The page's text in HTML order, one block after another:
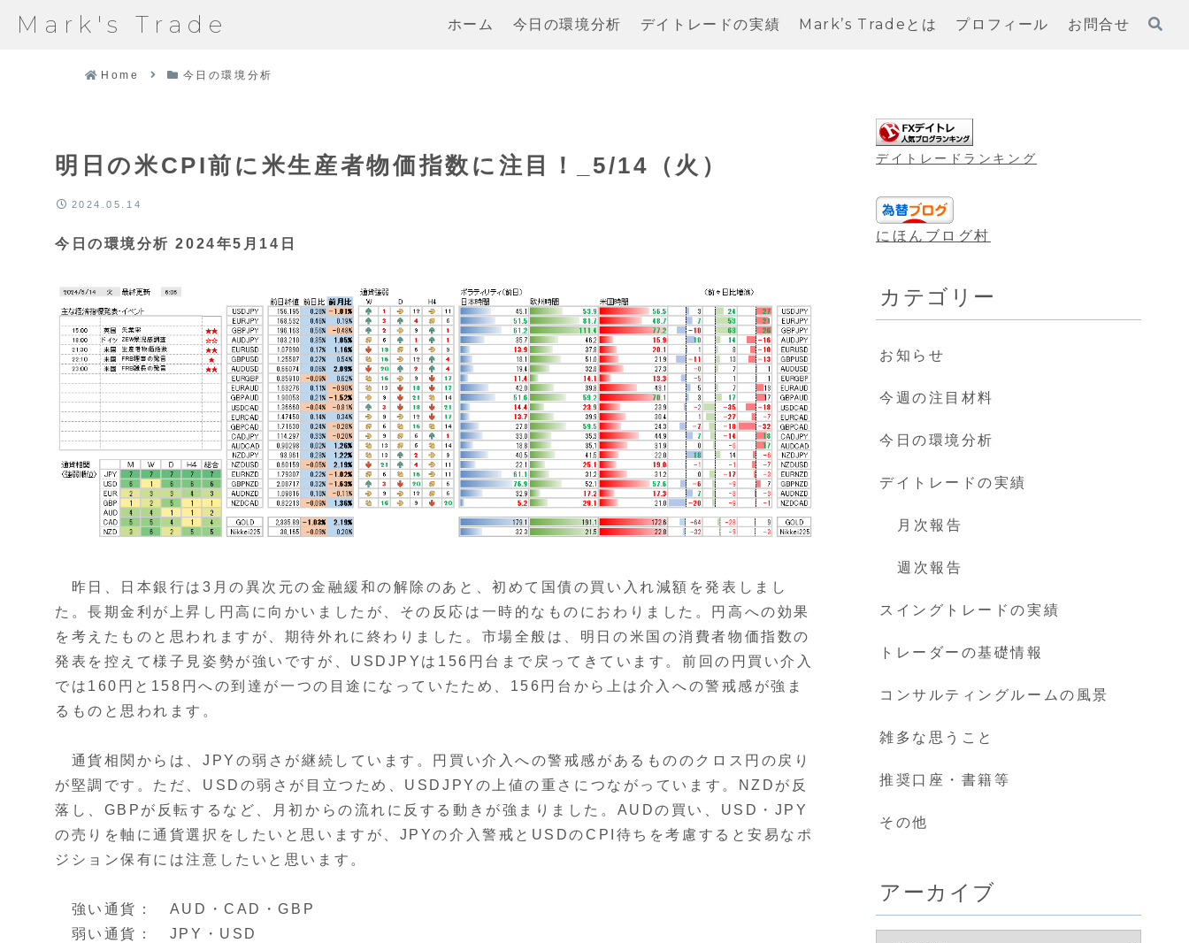
Mark's Trade ホーム 今日の環境分析 デイトレードの実績 Mark’s Tradeとは プロフィール お問合せ
Home 今日の環境分析
明日の米CPI前に米生産者物価指数に注目！_5/14（火）
2024.05.14
今日の環境分析 2024年5月14日
昨日、日本銀行は3月の異次元の金融緩和の解除のあと、初めて国債の買い入れ減額を発表しまし
た。長期金利が上昇し円高に向かいましたが、その反応は一時的なものにおわりました。円高への効果
を考えたものと思われますが、期待外れに終わりました。市場全般は、明日の米国の消費者物価指数の
発表を控えて様子見姿勢が強いですが、USDJPYは156円台まで戻ってきています。前回の円買い介入
では160円と158円への到達が一つの目途になっていたため、156円台から上は介入への警戒感が強ま
るものと思われます。
通貨相関からは、JPYの弱さが継続しています。円買い介入への警戒感があるもののクロス円の戻り
が堅調です。ただ、USDの弱さが目立つため、USDJPYの上値の重さにつながっています。NZDが反
落し、GBPが反転するなど、月初からの流れに反する動きが強まりました。AUDの買い、USD・JPY
の売りを軸に通貨選択をしたいと思いますが、JPYの介入警戒とUSDのCPI待ちを考慮すると安易なポ
ジション保有には注意したいと思います。
強い通貨： AUD・CAD・GBP
弱い通貨： JPY・USD
デイトレードランキング
にほんブログ村
カテゴリー
お知らせ
今週の注目材料
今日の環境分析
デイトレードの実績
月次報告
週次報告
スイングトレードの実績
トレーダーの基礎情報
コンサルティングルームの風景
雑多な思うこと
推奨口座・書籍等
その他
アーカイブ